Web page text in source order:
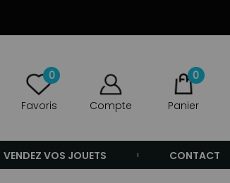
0
Favoris Compte
0
Panier
VENDEZ VOS JOUETS CONTACT